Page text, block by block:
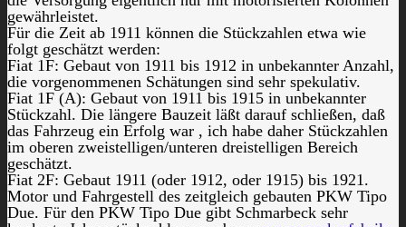
gewährleistet.
Für die Zeit ab 1911 können die Stückzahlen etwa wie
folgt geschätzt werden:
Fiat 1F: Gebaut von 1911 bis 1912 in unbekannter Anzahl,
die vorgenommenen Schätungen sind sehr spekulativ.
Fiat 1F (A): Gebaut von 1911 bis 1915 in unbekannter
Stückzahl. Die längere Bauzeit läßt darauf schließen, daß
das Fahrzeug ein Erfolg war , ich habe daher Stückzahlen
im oberen zweistelligen/unteren dreistelligen Bereich
geschätzt.
Fiat 2F: Gebaut 1911 (oder 1912, oder 1915) bis 1921.
Motor und Fahrgestell des zeitgleich gebauten PKW Tipo
Due. Für den PKW Tipo Due gibt Schmarbeck sehr